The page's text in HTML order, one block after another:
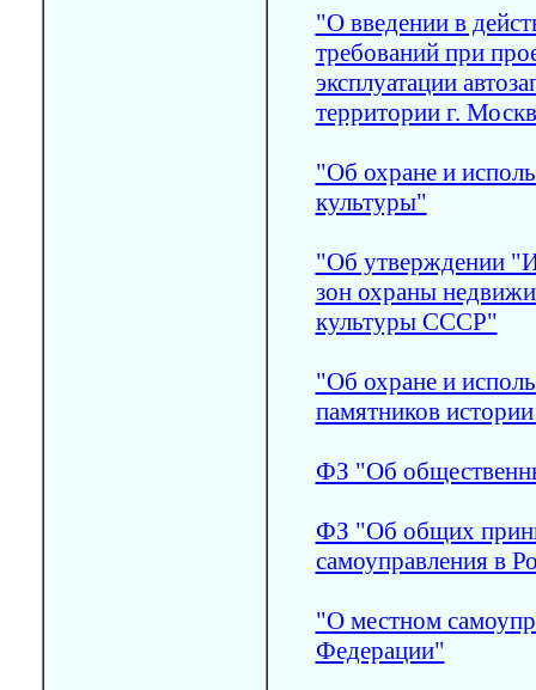
"О введении в
требований при
эксплуатации
территории г.
"Об охране и
культуры"
"Об утверждении
зон охраны
культуры СССР"
"Об охране и
памятников
ФЗ "Об
ФЗ "Об общих
самоуправления в
"О местном
Федерации"